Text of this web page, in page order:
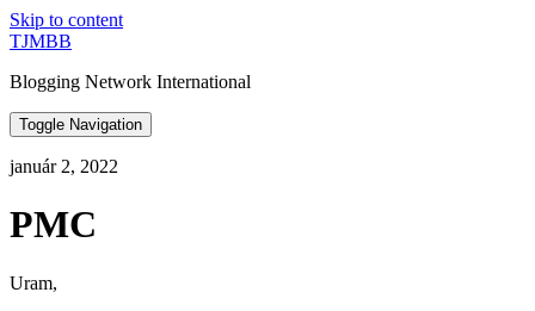
Skip to content
TJMBB
Blogging Network International
Toggle Navigation
január 2, 2022
PMC
Uram,